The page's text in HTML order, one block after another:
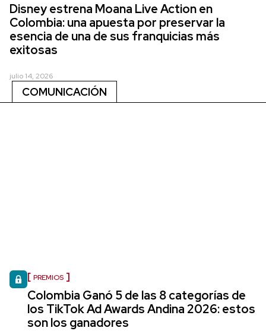
Disney estrena Moana Live Action en
Colombia: una apuesta por preservar la
esencia de una de sus franquicias más
exitosas
julio 14, 2026
COMUNICACIÓN
PREMIOS
Colombia Ganó 5 de las 8 categorías de
los TikTok Ad Awards Andina 2026: estos
son los ganadores